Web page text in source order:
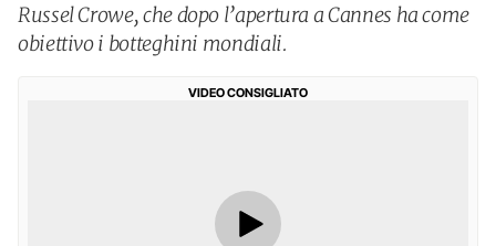
Russel Crowe, che dopo l’apertura a Cannes ha come
obiettivo i botteghini mondiali.
VIDEO CONSIGLIATO